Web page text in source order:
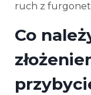
ruch z
Co